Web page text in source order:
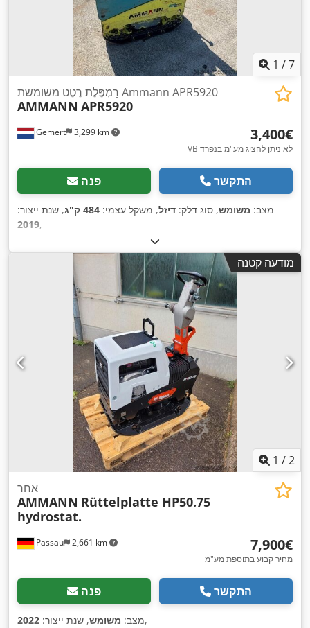
1 /7
Gemert 3,299 km
רַמְפֶּלֶת רֶטֶט משומשת Ammann APR5920
AMMANN APR5920
‏3,400 ‏€
VB לא ניתן להציג מע"מ בנפרד
פנה התקשר
מצב: משומש, סוג דלק: דיזל, משקל עצמי: 484 ק"ג
, שנת ייצור:
2019,
מודעה קטנה
1 /2
Passau 2,661 km
אחר
AMMANN Rüttelplatte HP50.75
hydrostat.
‏7,900 ‏€
מחיר קבוע בתוספת מע"מ
פנה התקשר
מצב: משומש, שנת ייצור: 2022 ,